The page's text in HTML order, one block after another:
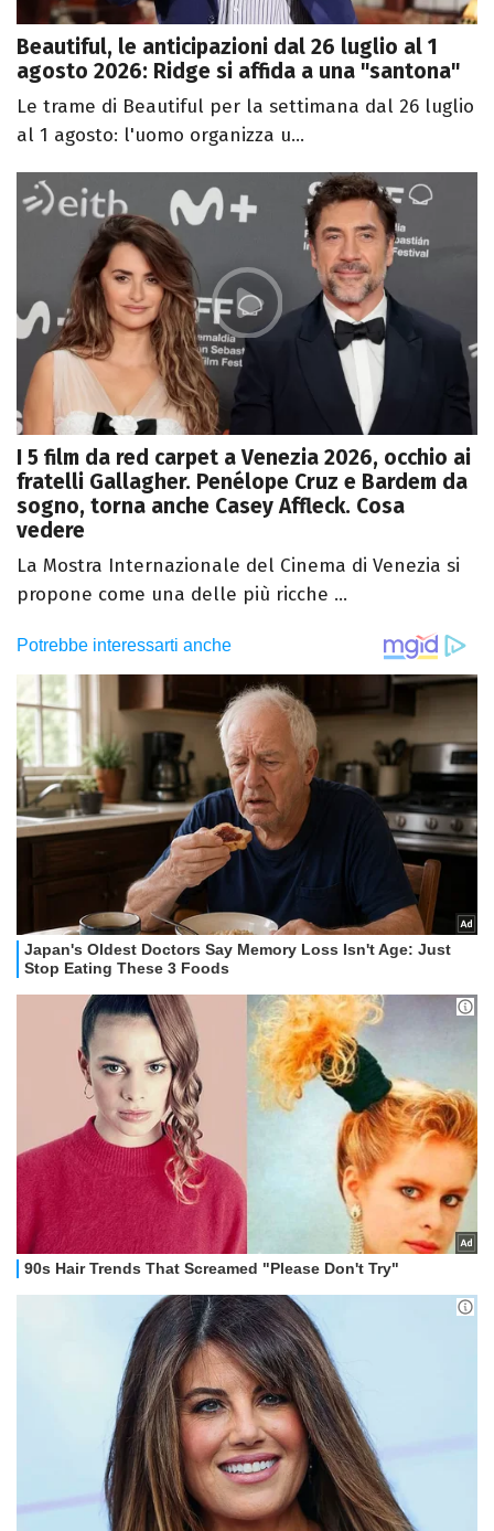
Beautiful, le anticipazioni dal 26 luglio al 1
agosto 2026: Ridge si affida a una "santona"
Le trame di Beautiful per la settimana dal 26 luglio
al 1 agosto: l'uomo organizza u...
I 5 film da red carpet a Venezia 2026, occhio ai
fratelli Gallagher. Penélope Cruz e Bardem da
sogno, torna anche Casey Affleck. Cosa
vedere
La Mostra Internazionale del Cinema di Venezia si
propone come una delle più ricche ...